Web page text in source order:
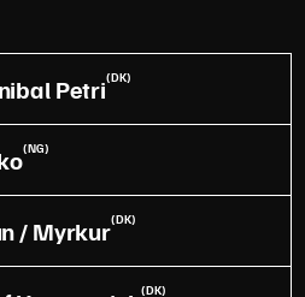
Petri(DK)
(NG)
/ Myrkur(DK)
(DK)